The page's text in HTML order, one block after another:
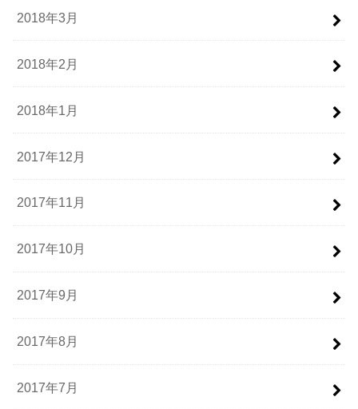
2018年3月
2018年2月
2018年1月
2017年12月
2017年11月
2017年10月
2017年9月
2017年8月
2017年7月